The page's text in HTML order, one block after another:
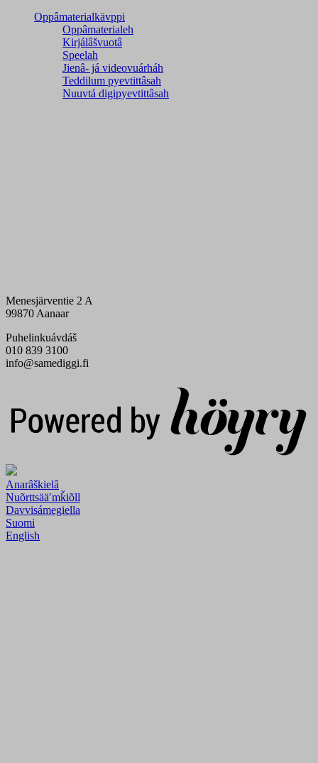
Oppâmaterialkävppi
Oppâmaterialeh
Kirjálâšvuotâ
Speelah
Jienâ- já videovuárháh
Teddilum pyevtittâsah
Nuuvtá digipyevtittâsah
Menesjärventie 2 A
99870 Aanaar
Puhelinkuávdáš
010 839 3100
info@samediggi.fi
Anarâškielâ
Nuõrttsääʹmǩiõll
Davvisámegiella
Suomi
English